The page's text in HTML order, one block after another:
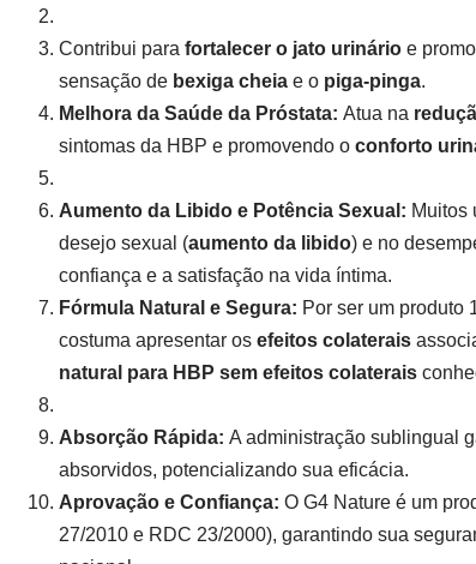
Contribui para fortalecer o jato urinárioe
sensação de bexiga cheiae o piga-pinga.
Melhora da Saúde da Próstata: Atua na
sintomas da HBP e promovendo o conforto
Aumento da Libido e Potência Sexual: Muitos
desejo sexual (aumento da libido) e no
confiança e a satisfação na vida íntima.
Fórmula Natural e Segura: Por ser um produto
costuma apresentar os efeitos colaterais
natural para HBP sem efeitos colaterais
Absorção Rápida: A administração sublingual
absorvidos, potencializando sua eficácia.
Aprovação e Confiança: O G4 Nature é um
27/2010 e RDC 23/2000), garantindo sua